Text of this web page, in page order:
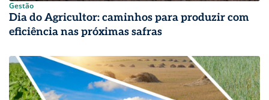
Gestão
Dia do Agricultor: caminhos para produzir com
eficiência nas próximas safras